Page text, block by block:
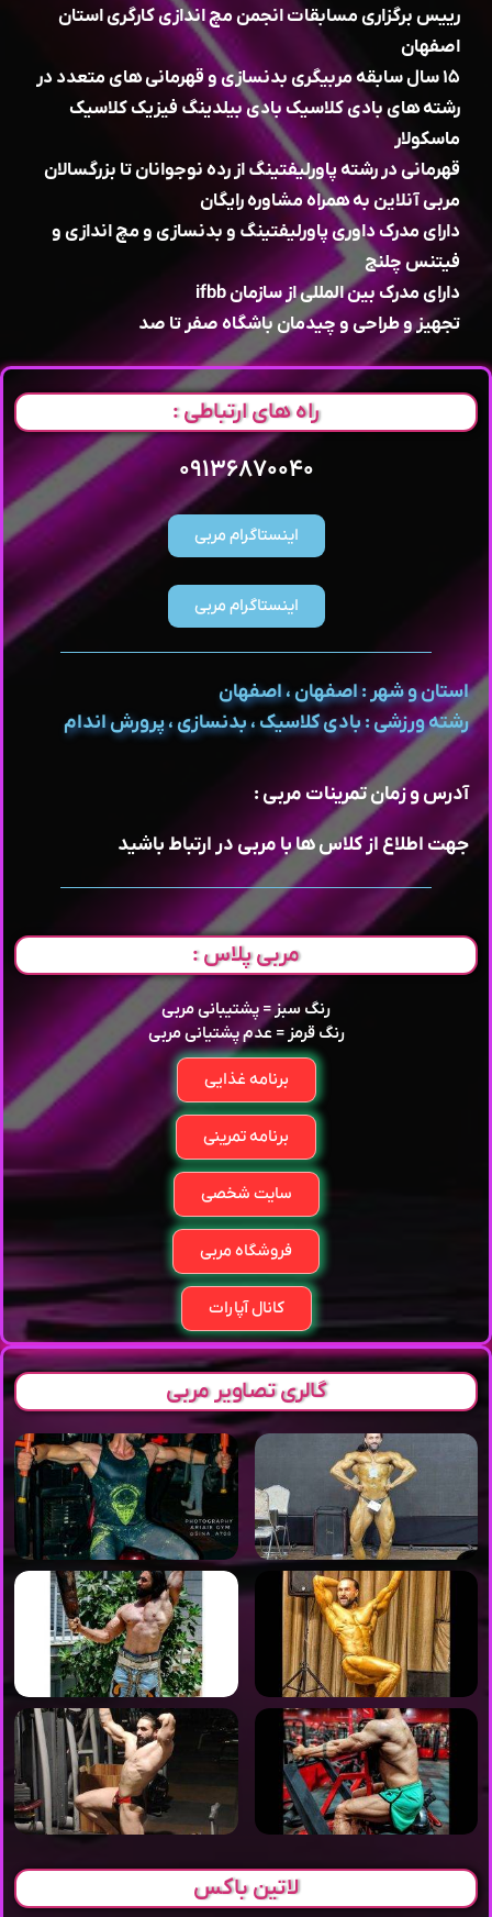
رییس برگزاری مسابقات انجمن مچ اندازی کارگری استان
اصفهان
۱۵ سال سابقه مربیگری بدنسازی و قهرمانی های متعدد در
رشته های بادی کلاسیک بادی بیلدینگ فیزیک کلاسیک
ماسکولار
قهرمانی در رشته پاورلیفتینگ از رده نوجوانان تا بزرگسالان
مربی آنلاین به همراه مشاوره رایگان
دارای مدرک داوری پاورلیفتینگ و بدنسازی و مچ اندازی و
فیتنس چلنج
دارای مدرک بین المللی از سازمان ifbb
تجهیز و طراحی و چیدمان باشگاه صفر تا صد
راه های ارتباطی :
۰۹۱۳۶۸۷۰۰۴۰
اینستاگرام مربی
اینستاگرام مربی
استان و شهر : اصفهان ، اصفهان
رشته ورزشی : بادی کلاسیک ، بدنسازی ، پرورش اندام
آدرس و زمان تمرینات مربی :
جهت اطلاع از کلاس ها با مربی در ارتباط باشید
مربی پلاس :
رنگ سبز = پشتیبانی مربی
رنگ قرمز = عدم پشتیانی مربی
برنامه غذایی
برنامه تمرینی
سایت شخصی
فروشگاه مربی
کانال آپارات
گالری تصاویر مربی
لاتین باکس